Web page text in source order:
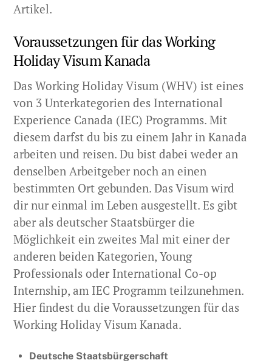
Artikel.
Voraussetzungen für das Working
Holiday Visum Kanada
Das Working Holiday Visum (WHV) ist eines
von 3 Unterkategorien des International
Experience Canada (IEC) Programms. Mit
diesem darfst du bis zu einem Jahr in Kanada
arbeiten und reisen. Du bist dabei weder an
denselben Arbeitgeber noch an einen
bestimmten Ort gebunden. Das Visum wird
dir nur einmal im Leben ausgestellt. Es gibt
aber als deutscher Staatsbürger die
Möglichkeit ein zweites Mal mit einer der
anderen beiden Kategorien, Young
Professionals oder International Co-op
Internship, am IEC Programm teilzunehmen.
Hier findest du die Voraussetzungen für das
Working Holiday Visum Kanada.
Deutsche Staatsbürgerschaft